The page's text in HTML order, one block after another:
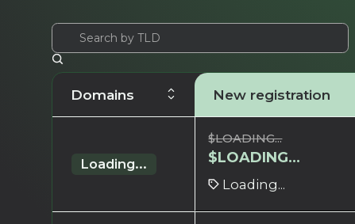
Domains New registration
Loading...
$LOADING...
$LOADING...
Loading...